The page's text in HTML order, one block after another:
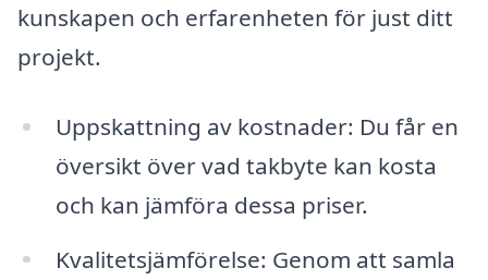
kunskapen och erfarenheten för just ditt
projekt.
Uppskattning av kostnader: Du får en
översikt över vad takbyte kan kosta
och kan jämföra dessa priser.
Kvalitetsjämförelse: Genom att samla